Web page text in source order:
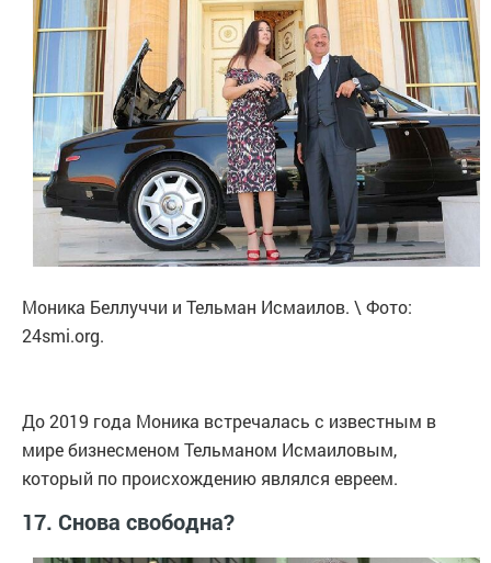
Моника Беллуччи и Тельман Исмаилов. \ Фото:
24smi.org.
До 2019 года Моника встречалась с известным в
мире бизнесменом Тельманом Исмаиловым,
который по происхождению являлся евреем.
17. Снова свободна?